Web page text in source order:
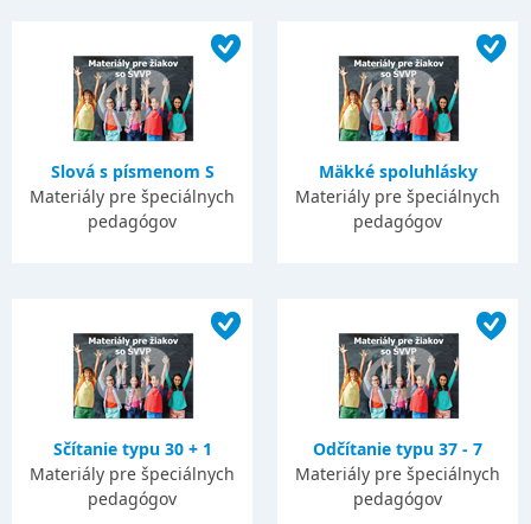
Slová s písmenom S
Materiály pre špeciálnych
pedagógov
Mäkké spoluhlásky
Materiály pre špeciálnych
pedagógov
Sčítanie typu 30 + 1
Materiály pre špeciálnych
pedagógov
Odčítanie typu 37 - 7
Materiály pre špeciálnych
pedagógov